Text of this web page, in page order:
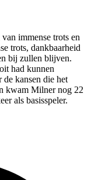
immense trots en
trots, dankbaarheid
bij zullen blijven.
had kunnen
kansen die het
kwam Milner nog 22
als basisspeler.